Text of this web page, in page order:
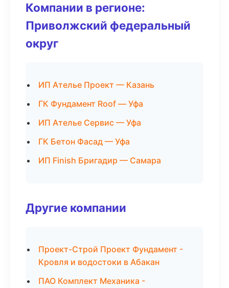
Компании в регионе:
Приволжский федеральный
округ
ИП Ателье Проект — Казань
ГК Фундамент Roof — Уфа
ИП Ателье Сервис — Уфа
ГК Бетон Фасад — Уфа
ИП Finish Бригадир — Самара
Другие компании
Проект-Строй Проект Фундамент -
Кровля и водостоки в Абакан
ПАО Комплект Механика -